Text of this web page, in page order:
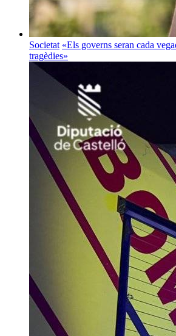
Societat «Els governs seran cada
tragèdies»